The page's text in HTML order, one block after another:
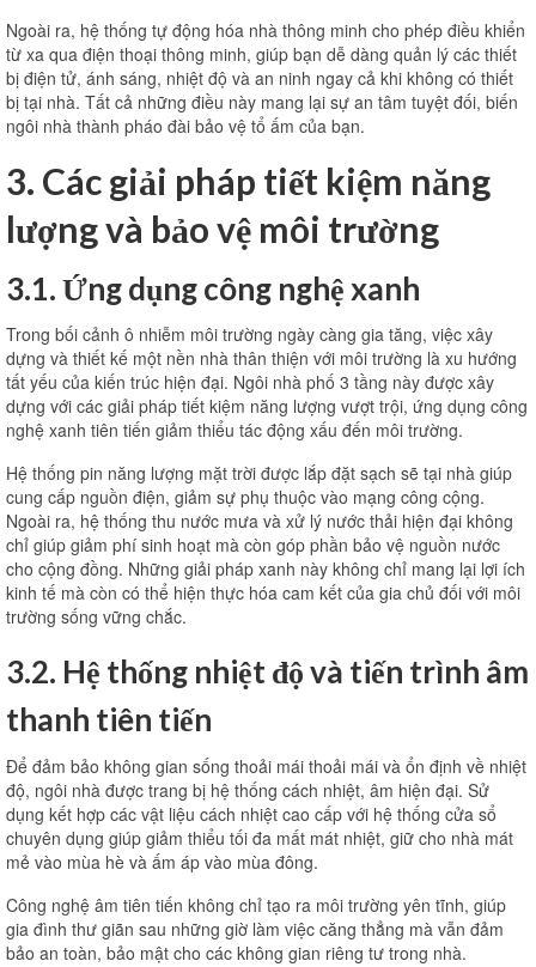
Ngoài ra, hệ thống tự động hóa nhà thông minh cho phép điều khiển
từ xa qua điện thoại thông minh, giúp bạn dễ dàng quản lý các thiết
bị điện tử, ánh sáng, nhiệt độ và an ninh ngay cả khi không có thiết
bị tại nhà. Tất cả những điều này mang lại sự an tâm tuyệt đối, biến
ngôi nhà thành pháo đài bảo vệ tổ ấm của bạn.
3. Các giải pháp tiết kiệm năng
lượng và bảo vệ môi trường
3.1. Ứng dụng công nghệ xanh
Trong bối cảnh ô nhiễm môi trường ngày càng gia tăng, việc xây
dựng và thiết kế một nền nhà thân thiện với môi trường là xu hướng
tất yếu của kiến ​​trúc hiện đại. Ngôi nhà phố 3 tầng này được xây
dựng với các giải pháp tiết kiệm năng lượng vượt trội, ứng dụng công
nghệ xanh tiên tiến giảm thiểu tác động xấu đến môi trường.
Hệ thống pin năng lượng mặt trời được lắp đặt sạch sẽ tại nhà giúp
cung cấp nguồn điện, giảm sự phụ thuộc vào mạng công cộng.
Ngoài ra, hệ thống thu nước mưa và xử lý nước thải hiện đại không
chỉ giúp giảm phí sinh hoạt mà còn góp phần bảo vệ nguồn nước
cho cộng đồng. Những giải pháp xanh này không chỉ mang lại lợi ích
kinh tế mà còn có thể hiện thực hóa cam kết của gia chủ đối với môi
trường sống vững chắc.
3.2. Hệ thống nhiệt độ và tiến trình âm
thanh tiên tiến
Để đảm bảo không gian sống thoải mái thoải mái và ổn định về nhiệt
độ, ngôi nhà được trang bị hệ thống cách nhiệt, âm hiện đại. Sử
dụng kết hợp các vật liệu cách nhiệt cao cấp với hệ thống cửa sổ
chuyên dụng giúp giảm thiểu tối đa mất mát nhiệt, giữ cho nhà mát
mẻ vào mùa hè và ấm áp vào mùa đông.
Công nghệ âm tiên tiến không chỉ tạo ra môi trường yên tĩnh, giúp
gia đình thư giãn sau những giờ làm việc căng thẳng mà vẫn đảm
bảo an toàn, bảo mật cho các không gian riêng tư trong nhà.